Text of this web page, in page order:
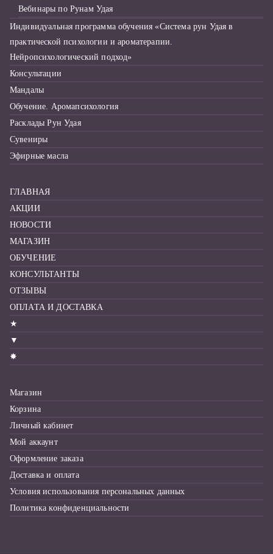
Вебинары по Рунам Удая
Индивидуальная программа обучения «Система рун Удая в
практической психологии и ароматерапии.
Нейропсихологический подход»
Консультации
Мандалы
Обучение. Аромапсихология
Расклады Рун Удая
Сувениры
Эфирные масла
ГЛАВНАЯ
АКЦИИ
НОВОСТИ
МАГАЗИН
ОБУЧЕНИЕ
КОНСУЛЬТАНТЫ
ОТЗЫВЫ
ОПЛАТА И ДОСТАВКА
★
▼
✸
Магазин
Корзина
Личный кабинет
Мой аккаунт
Оформление заказа
Доставка и оплата
Условия использования персональных данных
Политика конфиденциальности